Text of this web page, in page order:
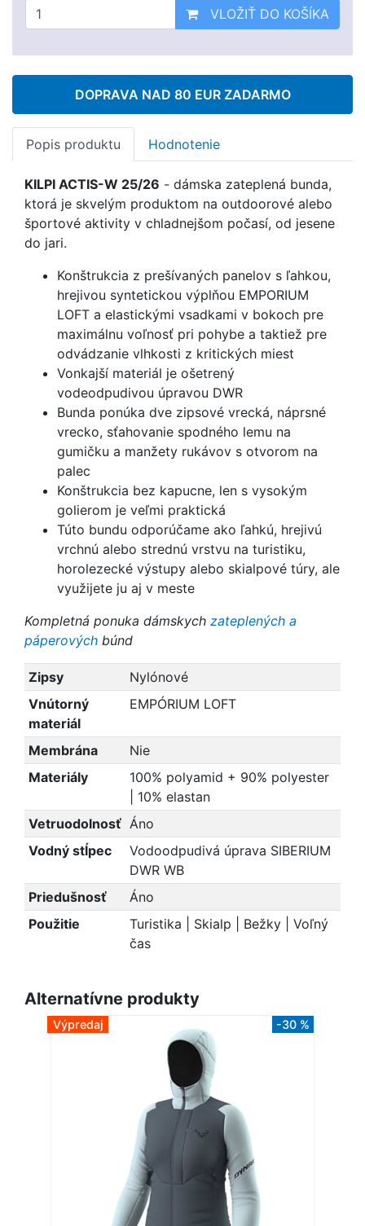
VLOŽIŤ DO KOŠÍKA
DOPRAVA NAD 80 EUR ZADARMO
Popis produktu Hodnotenie
KILPI ACTIS-W 25/26 - dámska zateplená bunda,
ktorá je skvelým produktom na outdoorové alebo
športové aktivity v chladnejšom počasí, od jesene
do jari.
Konštrukcia z prešívaných panelov s ľahkou,
hrejivou syntetickou výplňou EMPORIUM
LOFT a elastickými vsadkami v bokoch pre
maximálnu voľnosť pri pohybe a taktiež pre
odvádzanie vlhkosti z kritických miest
Vonkajší materiál je ošetrený
vodeodpudivou úpravou DWR
Bunda ponúka dve zipsové vrecká, náprsné
vrecko, sťahovanie spodného lemu na
gumičku a manžety rukávov s otvorom na
palec
Konštrukcia bez kapucne, len s vysokým
golierom je veľmi praktická
Túto bundu odporúčame ako ľahkú, hrejivú
vrchnú alebo strednú vrstvu na turistiku,
horolezecké výstupy alebo skialpové túry, ale
využijete ju aj v meste
Kompletná ponuka dámskych zateplených a
páperových búnd
Zipsy
Nylónové
Vnútorný
materiál
EMPÓRIUM LOFT
Membrána
Nie
Materiály
100% polyamid + 90% polyester
| 10% elastan
Vetruodolnosť Áno
Vodný stĺpec
Vodoodpudivá úprava SIBERIUM
DWR WB
Priedušnosť
Áno
Použitie
Turistika | Skialp | Bežky | Voľný
čas
Alternatívne produkty
Výpredaj -30 %